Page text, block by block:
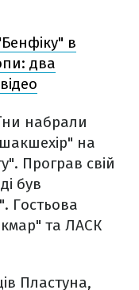
в
два
набрали
на
Програв свій
був
Гостьова
та ЛАСК
Пластуна,